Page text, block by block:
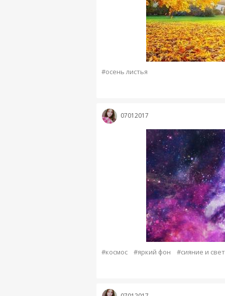
#осень листья
07012017
#космос #яркий фон #сияние и свет